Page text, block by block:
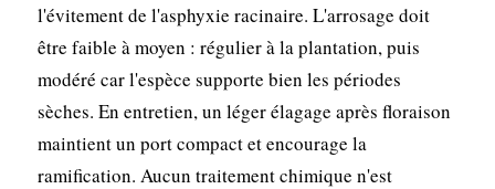
l'évitement de l'asphyxie racinaire. L'arrosage doit
être faible à moyen : régulier à la plantation, puis
modéré car l'espèce supporte bien les périodes
sèches. En entretien, un léger élagage après floraison
maintient un port compact et encourage la
ramification. Aucun traitement chimique n'est